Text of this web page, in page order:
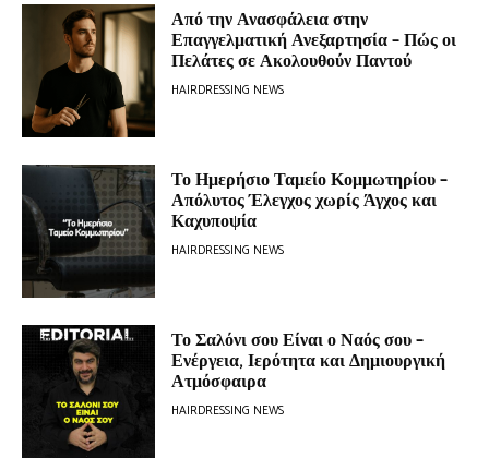
Από την Ανασφάλεια στην
Επαγγελματική Ανεξαρτησία – Πώς οι
Πελάτες σε Ακολουθούν Παντού
HAIRDRESSING NEWS
Το Ημερήσιο Ταμείο Κομμωτηρίου –
Απόλυτος Έλεγχος χωρίς Άγχος και
Καχυποψία
HAIRDRESSING NEWS
Το Σαλόνι σου Είναι ο Ναός σου –
Ενέργεια, Ιερότητα και Δημιουργική
Ατμόσφαιρα
HAIRDRESSING NEWS